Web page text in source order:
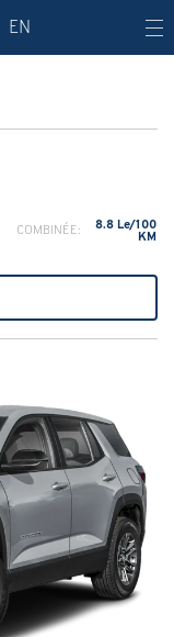
EN
COMBINÉE: 8.8 Le/100
KM